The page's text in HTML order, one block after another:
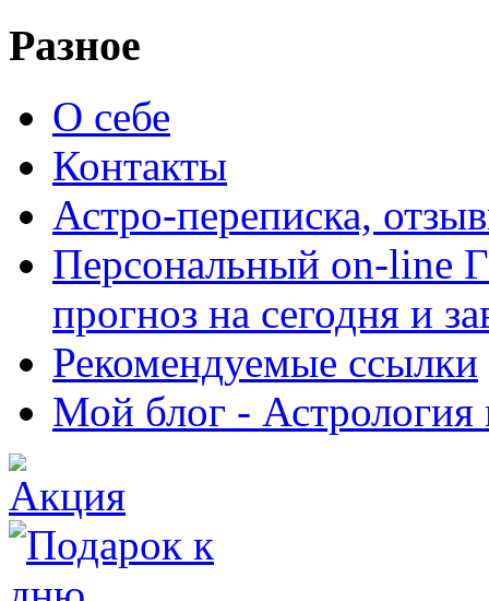
Разное
О себе
Контакты
Астро-переписка,
Персональный on-
прогноз на сегодня и
Рекомендуемые ссылки
Мой блог - Астрология